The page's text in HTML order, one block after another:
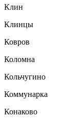
Клин
Клинцы
Ковров
Коломна
Кольчугино
Коммунарка
Конаково